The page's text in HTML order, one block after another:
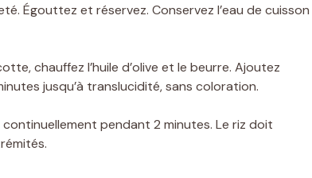
Égouttez et réservez. Conservez l’eau de cuisson
chauffez l’huile d’olive et le beurre. Ajoutez
jusqu’à translucidité, sans coloration.
pendant 2 minutes. Le riz doit